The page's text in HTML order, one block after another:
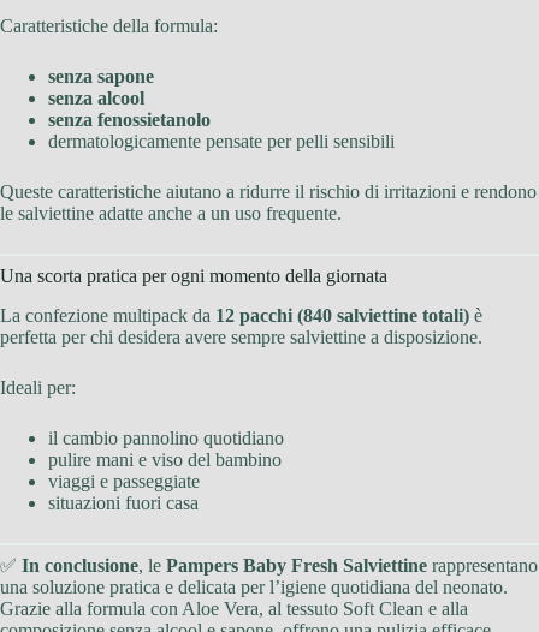
Caratteristiche della formula:
senza sapone
senza alcool
senza fenossietanolo
dermatologicamente pensate per pelli sensibili
Queste caratteristiche aiutano a ridurre il rischio di irritazioni e rendono
le salviettine adatte anche a un uso frequente.
Una scorta pratica per ogni momento della giornata
La confezione multipack da 12 pacchi (840 salviettine totali) è
perfetta per chi desidera avere sempre salviettine a disposizione.
Ideali per:
il cambio pannolino quotidiano
pulire mani e viso del bambino
viaggi e passeggiate
situazioni fuori casa
✅ In conclusione, le Pampers Baby Fresh Salviettine rappresentano
una soluzione pratica e delicata per l’igiene quotidiana del neonato.
Grazie alla formula con Aloe Vera, al tessuto Soft Clean e alla